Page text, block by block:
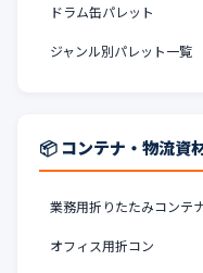
ドラム缶パレット
ジャンル別パレット一覧
📦 コンテナ・物流資
業務用折りたたみコンテ
オフィス用折コン